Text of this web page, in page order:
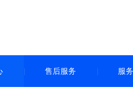
售后服务 服